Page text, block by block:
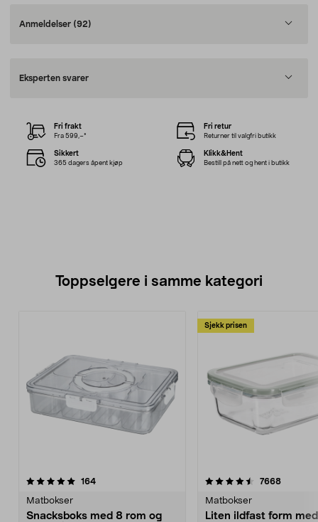
Anmeldelser (92)
Eksperten svarer
Fri frakt
Fra 599,–*
Fri retur
Returner til valgfri butikk
Sikkert
365 dagers åpent kjøp
Klikk&Hent
Bestill på nett og hent i butikk
Toppselgere i samme kategori
164anmeldelser
Matbokser
Snacksboks med 8 rom og
Sjekk prisen
4.5 av 5 stjerner 7668
Matbokser
Liten ildfast form
4.5 av 5 stjerner